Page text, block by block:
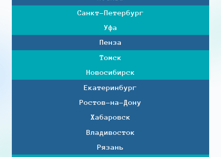
Санкт-Петербург
Уфа
Пенза
Томск
Новосибирск
Екатеринбург
Ростов-на-Дону
Хабаровск
Владивосток
Рязань